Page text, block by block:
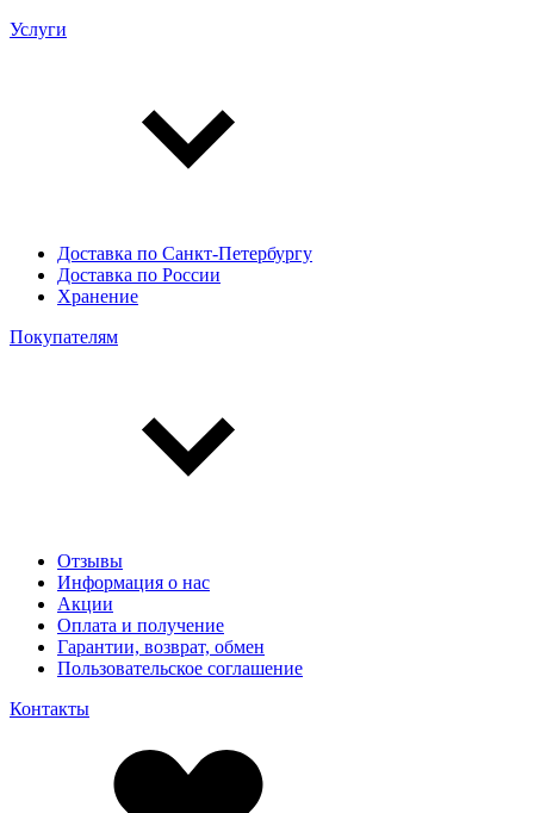
Услуги
Доставка по Санкт-Петербургу
Доставка по России
Хранение
Покупателям
Отзывы
Информация о нас
Акции
Оплата и получение
Гарантии, возврат, обмен
Пользовательское соглашение
Контакты